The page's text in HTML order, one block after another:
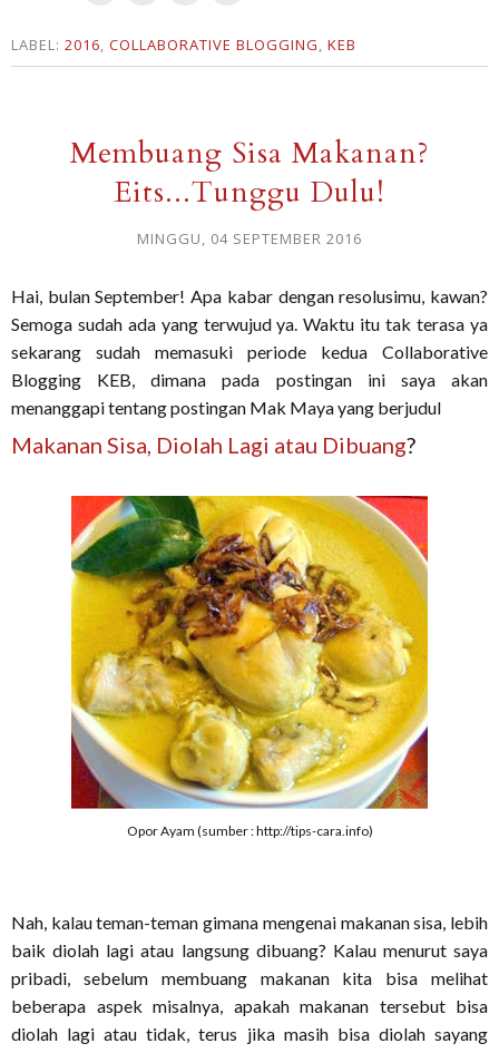
LABEL: 2016, COLLABORATIVE BLOGGING, KEB
Membuang Sisa Makanan?
Eits...Tunggu Dulu!
MINGGU, 04 SEPTEMBER 2016
Hai, bulan September! Apa kabar dengan resolusimu, kawan?
Semoga sudah ada yang terwujud ya. Waktu itu tak terasa ya
sekarang sudah memasuki periode kedua Collaborative
Blogging KEB, dimana pada postingan ini saya akan
menanggapi tentang postingan Mak Maya yang berjudul
Makanan Sisa, Diolah Lagi atau Dibuang?
Opor Ayam (sumber : http://tips-cara.info)
Nah, kalau teman-teman gimana mengenai makanan sisa, lebih
baik diolah lagi atau langsung dibuang? Kalau menurut saya
pribadi, sebelum membuang makanan kita bisa melihat
beberapa aspek misalnya, apakah makanan tersebut bisa
diolah lagi atau tidak, terus jika masih bisa diolah sayang